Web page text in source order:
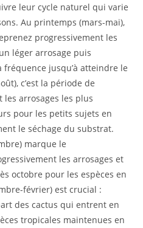
leur cycle naturel qui varie
Au printemps (mars-mai),
progressivement les
léger arrosage puis
jusqu’à atteindre le
c’est la période de
les arrosages les plus
pour les petits sujets en
le séchage du substrat.
marque le
les arrosages et
octobre pour les espèces en
février) est crucial :
des cactus qui entrent en
tropicales maintenues en